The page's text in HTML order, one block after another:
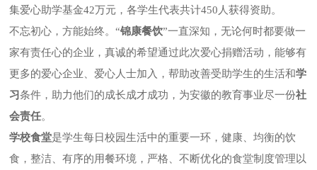
集爱心助学基金42万元，各学生代表共计450人获得资助。
不忘初心，方能始终。“锦康餐饮”一直深知，无论何时都要做一
家有责任心的企业，真诚的希望通过此次爱心捐赠活动，能够有
更多的爱心企业、爱心人士加入，帮助改善受助学生的生活和学
习条件，助力他们的成长成才成功，为安徽的教育事业尽一份社
会责任。
学校食堂是学生每日校园生活中的重要一环，健康、均衡的饮
食，整洁、有序的用餐环境，严格、不断优化的食堂制度管理以